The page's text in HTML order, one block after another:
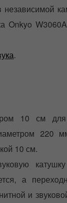
независимой
Onkyo
.
10 см
220
10 см.
а
и